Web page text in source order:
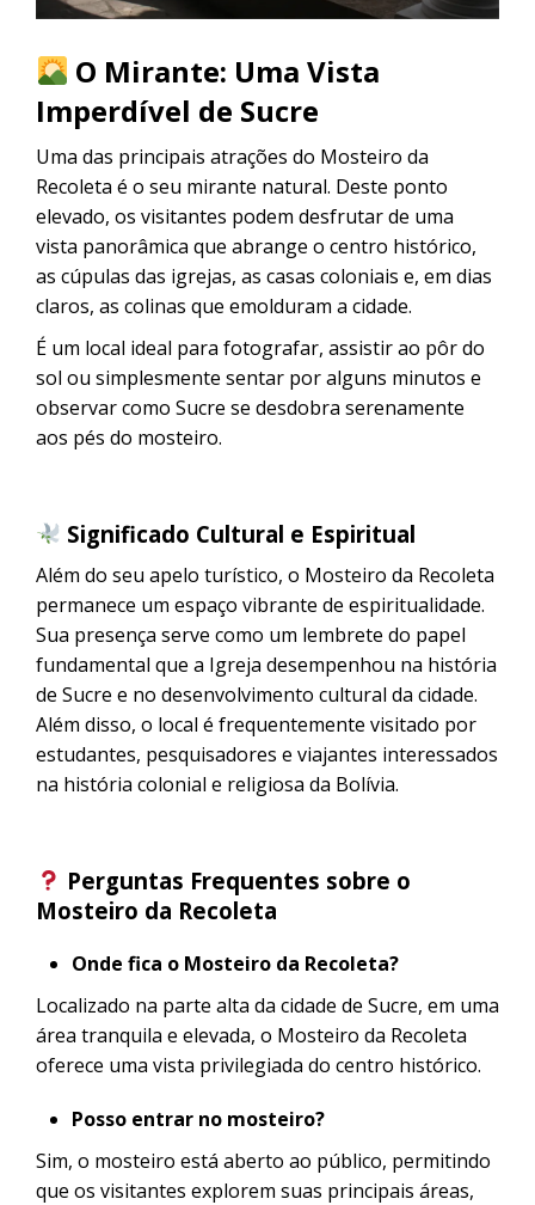
O Mirante: Uma Vista
Imperdível de Sucre
Uma das principais atrações do Mosteiro da
Recoleta é o seu mirante natural. Deste ponto
elevado, os visitantes podem desfrutar de uma
vista panorâmica que abrange o centro histórico,
as cúpulas das igrejas, as casas coloniais e, em dias
claros, as colinas que emolduram a cidade.
É um local ideal para fotografar, assistir ao pôr do
sol ou simplesmente sentar por alguns minutos e
observar como Sucre se desdobra serenamente
aos pés do mosteiro.
Significado Cultural e Espiritual
Além do seu apelo turístico, o Mosteiro da Recoleta
permanece um espaço vibrante de espiritualidade.
Sua presença serve como um lembrete do papel
fundamental que a Igreja desempenhou na história
de Sucre e no desenvolvimento cultural da cidade.
Além disso, o local é frequentemente visitado por
estudantes, pesquisadores e viajantes interessados
​​na história colonial e religiosa da Bolívia.
Perguntas Frequentes sobre o
Mosteiro da Recoleta
Onde fica o Mosteiro da Recoleta?
Localizado na parte alta da cidade de Sucre, em uma
área tranquila e elevada, o Mosteiro da Recoleta
oferece uma vista privilegiada do centro histórico.
Posso entrar no mosteiro?
Sim, o mosteiro está aberto ao público, permitindo
que os visitantes explorem suas principais áreas,